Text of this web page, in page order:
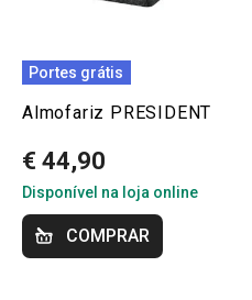
Portes grátis
Almofariz PRESIDENT
€ 44,90
Disponível na loja online
COMPRAR